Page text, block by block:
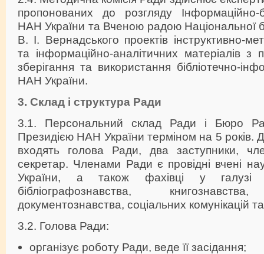
пропонованих до розгляду Інформаційно-
НАН України та Вченою радою Національної
В. І. Вернадського проектів інструктивно-
та інформаційно-аналітичних матеріалів
зберігання та використання бібліотечно-
НАН України.
3. Склад і структура Ради
3.1. Персональний склад Ради і Бюро
Президією НАН України терміном на 5 років.
входять голова Ради, два заступники,
секретар. Членами Ради є провідні вчені
України, а також фахівці у галузі
бібліографознавства,
документознавства, соціальних комунікацій
3.2. Голова Ради:
організує роботу Ради, веде її засідання;